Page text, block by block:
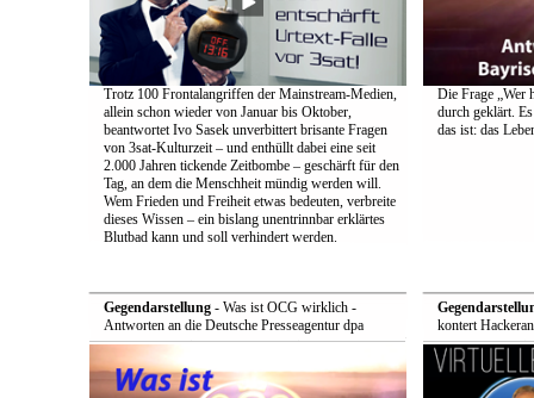
Trotz 100 Frontalangriffen der Mainstream-Medien,
allein schon wieder von Januar bis Oktober,
beantwortet Ivo Sasek unverbittert brisante Fragen
von 3sat-Kulturzeit – und enthüllt dabei eine seit
2.000 Jahren tickende Zeitbombe – geschärft für den
Tag, an dem die Menschheit mündig werden will.
Wem Frieden und Freiheit etwas bedeuten, verbreite
dieses Wissen – ein bislang unentrinnbar erklärtes
Blutbad kann und soll verhindert werden.
Die Frage „Wer
durch geklärt.
das ist: das
Gegendarstellung- Was ist OCG wirklich -
Antworten an die Deutsche Presseagentur dpa
kontert